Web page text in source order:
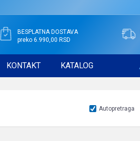
BESPLATNA DOSTAVA
preko 6.990,00 RSD
KONTAKT KATALOG
Autopretraga